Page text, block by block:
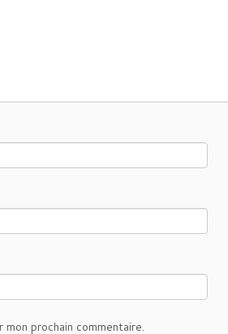
prochain commentaire.